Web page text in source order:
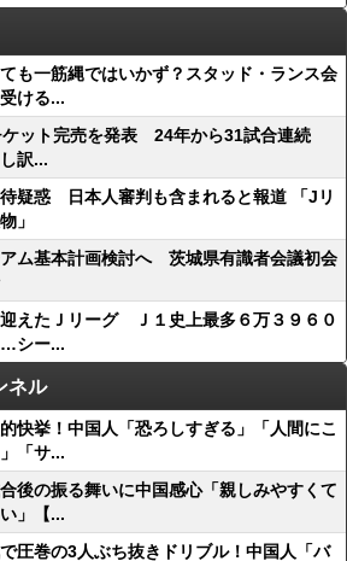
も一筋縄ではいかず？スタッド・ランス会
ける...
ット完売を発表 24年から31試合連続
訳...
疑惑 日本人審判も含まれると報道 「Jリ
」
ム基本計画検討へ 茨城県有識者会議初会
迎えたＪリーグ Ｊ１史上最多６万３９６０
…シー...
ネル
快挙！中国人「恐ろしすぎる」「人間にこ
「サ...
後の振る舞いに中国感心「親しみやすくて
」【...
圧巻の3人ぶち抜きドリブル！中国人「バ